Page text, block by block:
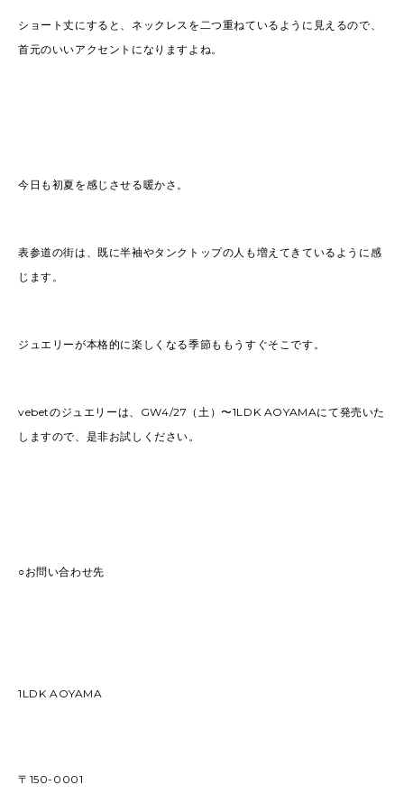
ショート丈にすると、ネックレスを二つ重ねているように見えるので、
首元のいいアクセントになりますよね。
今日も初夏を感じさせる暖かさ。
表参道の街は、既に半袖やタンクトップの人も増えてきているように感
じます。
ジュエリーが本格的に楽しくなる季節ももうすぐそこです。
vebetのジュエリーは、GW4/27（土）〜1LDK AOYAMAにて発売いた
しますので、是非お試しください。
○お問い合わせ先
1LDK AOYAMA
〒150-0001